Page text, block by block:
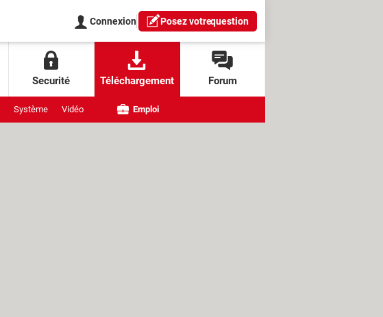
Connexion Posez votrequestion
Securité Téléchargement Forum
Système Vidéo Emploi